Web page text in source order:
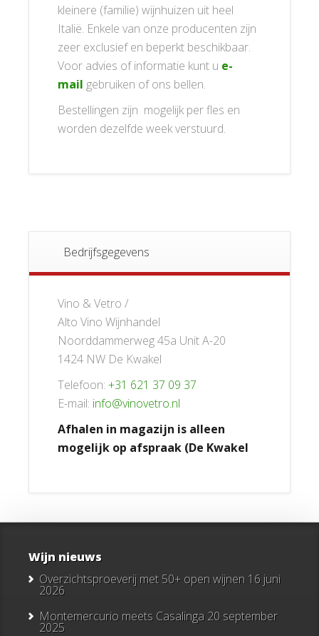
kleinere (familie) wijnhuizen uit heel
Italië. Enkele van onze producenten zijn
zeer exclusief en beperkt beschikbaar.
Voor advies of informatie kunt u e-
mail gebruiken of ons bellen.
Bestellingen zijn mogelijk per fles en
worden dezelfde week verstuurd.
Bedrijfsgegevens
Vino & Vetro /
Alto Vino Wijnhandel
Noorddammerweg 45a Unit A-20
1424 NW De Kwakel
Telefoon: +31 621 37 09 37
E-mail: info@vinovetro.nl
Afhalen in magazijn is alleen
mogelijk op afspraak (De Kwakel
Wijn nieuws
Overzichtsproeverij met 50+ open wijnen 16 juni
2026
Montemercurio meets Casalinga 20 september
2025